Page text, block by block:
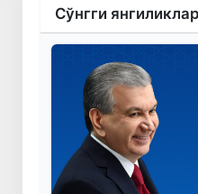
Сўнгги янгиликлар